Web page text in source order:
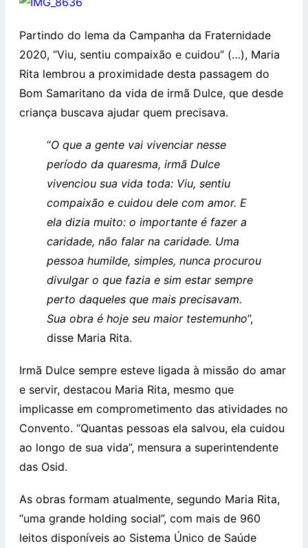
Partindo do lema da Campanha da Fraternidade
2020, “Viu, sentiu compaixão e cuidou” (…), Maria
Rita lembrou a proximidade desta passagem do
Bom Samaritano da vida de irmã Dulce, que desde
criança buscava ajudar quem precisava.
“O que a gente vai vivenciar nesse
período da quaresma, irmã Dulce
vivenciou sua vida toda: Viu, sentiu
compaixão e cuidou dele com amor. E
ela dizia muito: o importante é fazer a
caridade, não falar na caridade. Uma
pessoa humilde, simples, nunca procurou
divulgar o que fazia e sim estar sempre
perto daqueles que mais precisavam.
Sua obra é hoje seu maior testemunho”,
disse Maria Rita.
Irmã Dulce sempre esteve ligada à missão do amar
e servir, destacou Maria Rita, mesmo que
implicasse em comprometimento das atividades no
Convento. “Quantas pessoas ela salvou, ela cuidou
ao longo de sua vida”, mensura a superintendente
das Osid.
As obras formam atualmente, segundo Maria Rita,
“uma grande holding social”, com mais de 960
leitos disponíveis ao Sistema Único de Saúde